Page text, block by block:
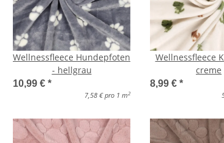
Wellnessfleece Hundepfoten
- hellgrau
10,99 € *
7,58 € pro 1 m2
Wellnessfleece
creme
8,99 € *